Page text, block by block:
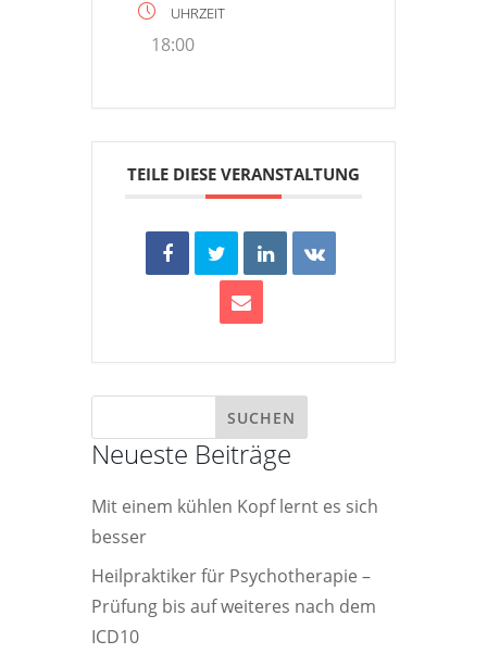
UHRZEIT
18:00
TEILE DIESE VERANSTALTUNG
Neueste Beiträge
Mit einem kühlen Kopf lernt es sich
besser
Heilpraktiker für Psychotherapie –
Prüfung bis auf weiteres nach dem
ICD10